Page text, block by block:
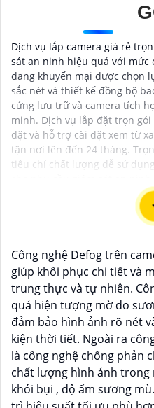
Dịch vụ lắp camera giá rẻ
sát an ninh hiệu quả với mức
đang khuyến mại được chọn
sắc nét và thiết kế đồng bộ
cứng lưu trữ và camera tích
minh. Dịch vụ lắp đặt trọn
đặt và hỗ trợ cài đặt xem từ
tận nơi lên đến 24 tháng.
tiêu chí chất lượng dễ sử
Dạ chắc chắn, đây là tư
chính hãng giá rẻ và chất
1:Camera Dahua là một
phẩm an ninh và giám
mua Camera Dahua
cửa hàng uy tín hoặc các
Dahua.☄️3: Mức giá của
đổi tùy vào model và chức
tìm hiểu kỹ trước khi đầu
Công nghệ Defog trên
giúp khôi phục chi tiết và
trung thực và tự nhiên.
quả hiện tượng mờ do
đảm bảo hình ảnh rõ nét
kiện thời tiết. Ngoài ra
là công nghệ chống phản
chất lượng hình ảnh
khói bụi , độ ẩm sương